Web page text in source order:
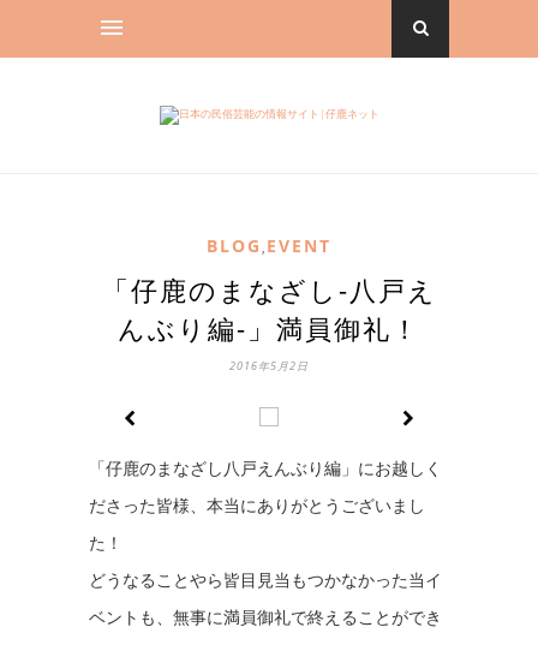
BLOG , EVENT
「仔鹿のまなざし-八戸え
んぶり編-」満員御礼！
2016年5月2日
「仔鹿のまなざし八戸えんぶり編」にお越しく
ださった皆様、本当にありがとうございまし
た！
どうなることやら皆目見当もつかなかった当イ
ベントも、無事に満員御礼で終えることができ